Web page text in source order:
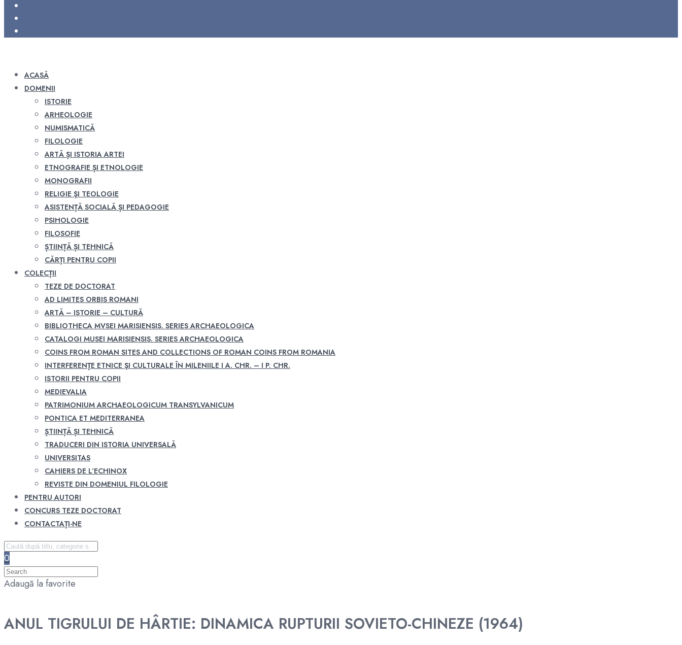
ACASĂ
DOMENII
ISTORIE
ARHEOLOGIE
NUMISMATICĂ
FILOLOGIE
ARTĂ ȘI ISTORIA ARTEI
ETNOGRAFIE ȘI ETNOLOGIE
MONOGRAFII
RELIGIE ŞI TEOLOGIE
ASISTENȚĂ SOCIALĂ ȘI PEDAGOGIE
PSIHOLOGIE
FILOSOFIE
ȘTIINȚĂ ȘI TEHNICĂ
CĂRȚI PENTRU COPII
COLECȚII
TEZE DE DOCTORAT
AD LIMITES ORBIS ROMANI
ARTĂ – ISTORIE – CULTURĂ
BIBLIOTHECA MVSEI MARISIENSIS. SERIES ARCHAEOLOGICA
CATALOGI MUSEI MARISIENSIS. SERIES ARCHAEOLOGICA
COINS FROM ROMAN SITES AND COLLECTIONS OF ROMAN COINS FROM ROMANIA
INTERFERENŢE ETNICE ŞI CULTURALE ÎN MILENIILE I A. CHR. – I P. CHR.
ISTORII PENTRU COPII
MEDIEVALIA
PATRIMONIUM ARCHAEOLOGICUM TRANSYLVANICUM
PONTICA ET MEDITERRANEA
ȘTIINȚĂ ȘI TEHNICĂ
TRADUCERI DIN ISTORIA UNIVERSALĂ
UNIVERSITAS
CAHIERS DE L’ECHINOX
REVISTE DIN DOMENIUL FILOLOGIE
PENTRU AUTORI
CONCURS TEZE DOCTORAT
CONTACTAȚI-NE
0
Adaugă la favorite
ANUL TIGRULUI DE HÂRTIE: DINAMICA RUPTURII SOVIETO-CHINEZE (1964)